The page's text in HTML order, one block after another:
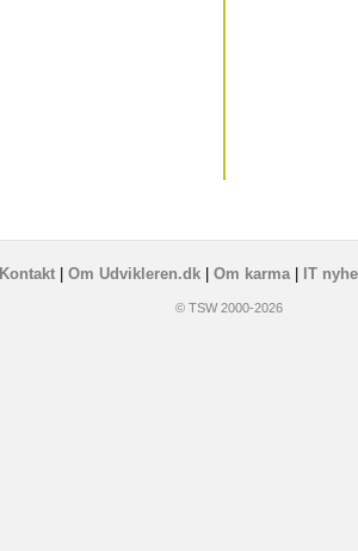
Kontakt| Om Udvikleren.dk| Om karma| IT
© TSW 2000-2026